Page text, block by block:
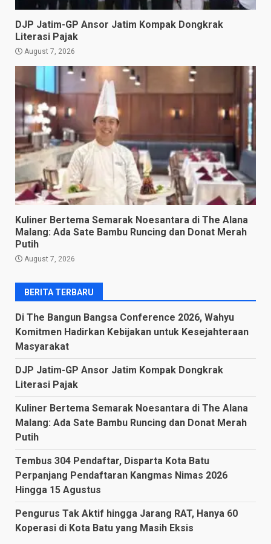
DJP Jatim-GP Ansor Jatim Kompak Dongkrak
Literasi Pajak
August 7, 2026
Kuliner Bertema Semarak Noesantara di The Alana
Malang: Ada Sate Bambu Runcing dan Donat Merah
Putih
August 7, 2026
BERITA TERBARU
Di The Bangun Bangsa Conference 2026, Wahyu
Komitmen Hadirkan Kebijakan untuk Kesejahteraan
Masyarakat
DJP Jatim-GP Ansor Jatim Kompak Dongkrak
Literasi Pajak
Kuliner Bertema Semarak Noesantara di The Alana
Malang: Ada Sate Bambu Runcing dan Donat Merah
Putih
Tembus 304 Pendaftar, Disparta Kota Batu
Perpanjang Pendaftaran Kangmas Nimas 2026
Hingga 15 Agustus
Pengurus Tak Aktif hingga Jarang RAT, Hanya 60
Koperasi di Kota Batu yang Masih Eksis